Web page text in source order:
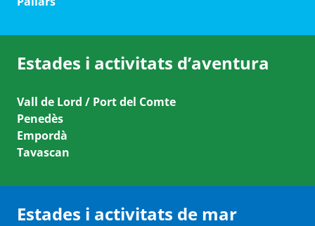
Estades i activitats d’aventura
Vall de Lord / Port del Comte
Penedès
Empordà
Tavascan
Estades i activitats de mar